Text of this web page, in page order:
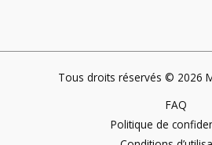
Tous droits réservés © 2026
FAQ
Politique de